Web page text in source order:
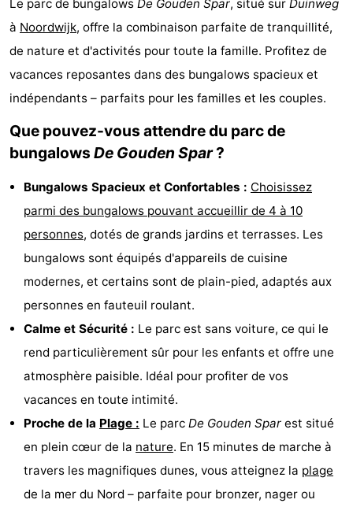
De
Gouden
Spar
-
De
Noordduinen
-
Duinresort
Dunimar
-
Noordwijkse
Duinen
-
Parc
Soleil
Hôtels
Last
minutes
Plages
Voir
faire
Lieux
d'intérêt
Musées
Monuments
Points
Attractions
Le parc de bungalows De Gouden Spar, situé sur Duinweg
à Noordwijk, offre la combinaison parfaite de tranquillité,
de nature et d'activités pour toute la famille. Profitez de
vacances reposantes dans des bungalows spacieux et
indépendants – parfaits pour les familles et les couples.
Que pouvez-vous attendre du parc de
bungalows De Gouden Spar?
Bungalows Spacieux et Confortables : Choisissez
parmi des bungalows pouvant accueillir de 4 à 10
personnes, dotés de grands jardins et terrasses. Les
bungalows sont équipés d'appareils de cuisine
modernes, et certains sont de plain-pied, adaptés aux
personnes en fauteuil roulant.
Calme et Sécurité : Le parc est sans voiture, ce qui le
rend particulièrement sûr pour les enfants et offre une
atmosphère paisible. Idéal pour profiter de vos
vacances en toute intimité.
Proche de la Plage : Le parc De Gouden Spar est situé
en plein cœur de la nature. En 15 minutes de marche à
travers les magnifiques dunes, vous atteignez la plage
de la mer du Nord – parfaite pour bronzer, nager ou